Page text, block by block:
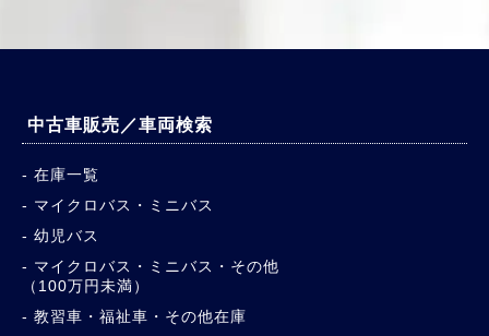
中古車販売／車両検索
在庫一覧
マイクロバス・ミニバス
幼児バス
マイクロバス・ミニバス・その他
（100万円未満）
教習車・福祉車・その他在庫